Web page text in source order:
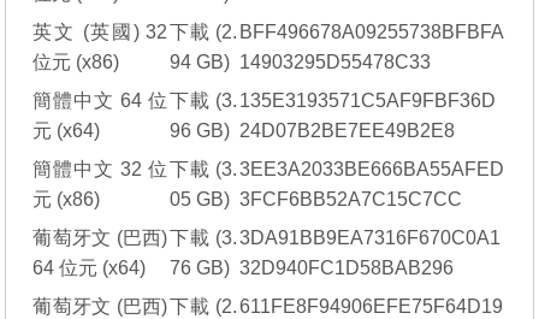
英文 (英國) 32
位元 (x86)
下載 (2.
94 GB)
BFF496678A09255738BFBFA
14903295D55478C33
簡體中文 64 位
元 (x64)
下載 (3.
96 GB)
135E3193571C5AF9FBF36D
24D07B2BE7EE49B2E8
簡體中文 32 位
元 (x86)
下載 (3.
05 GB)
3EE3A2033BE666BA55AFED
3FCF6BB52A7C15C7CC
葡萄牙文 (巴西)
64 位元 (x64)
下載 (3.
76 GB)
3DA91BB9EA7316F670C0A1
32D940FC1D58BAB296
葡萄牙文 (巴西) 下載 (2. 611FE8F94906EFE75F64D19